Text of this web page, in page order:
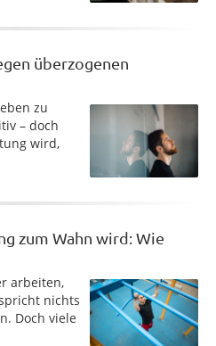
überzogenen
zu
– doch
wird,
zum Wahn wird: Wie
arbeiten,
nichts
Doch viele